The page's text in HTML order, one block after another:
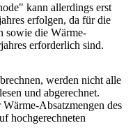
kann allerdings erst
erfolgen, da für die
sowie die Wärme-
erforderlich sind.
werden nicht alle
und abgerechnet.
Absatzmengen des
hochgerechneten